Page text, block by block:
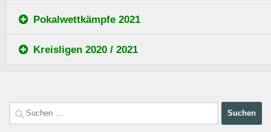
Pokalwettkämpfe 2021
Kreisligen 2020 / 2021
Suchen
nach: